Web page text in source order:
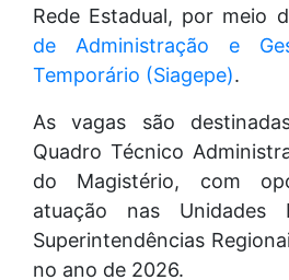
Rede Estadual, por meio
de Administração e
Temporário (Siagepe).
As vagas são
Quadro Técnico
do Magistério, com
atuação nas Unidades
Superintendências
no ano de 2026.